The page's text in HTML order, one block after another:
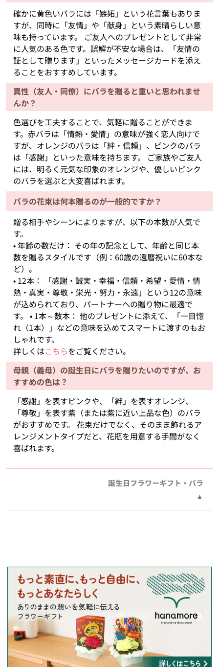
確かに黄色いバラには「嫉妬」という花言葉もありま
すが、同時に「友情」や「献身」という素晴らしい意
味も持っています。 ご友人へのプレゼントとして非常
に人気のある色です。誤解が不安な場合は、「友情の
証として贈ります」といったメッセージカードを添え
ることをおすすめしています。
異性（友人・同僚）にバラを贈ると重いと思われませ
んか？
色選びを工夫することで、気軽に贈ることができま
す。赤バラは「情熱・愛情」の意味が強く恋人向けで
すが、オレンジのバラは「絆・信頼」、ピンクのバラ
は「感謝」といった意味を持ちます。 ご家族やご友人
には、明るく元気な印象のオレンジや、優しいピンク
のバラを選ぶと大変喜ばれます。
バラの花束は何本贈るのが一般的ですか？
贈る相手やシーンによりますが、以下の本数が人気で
す。
• 年齢の数だけ： その年の記念として、年齢と同じ本
数を贈るスタイルです（例：60歳の還暦祝いに60本な
ど）。
• 12本： 「感謝・誠実・幸福・信頼・希望・愛情・情
熱・真実・尊敬・栄光・努力・永遠」という12の意味
が込められており、パートナーへの贈り物に最適で
す。 • 1本～数本： 他のプレゼントに添えて、「一目惚
れ（1本）」などの意味を込めてスマートに渡すのもお
しゃれです。
詳しくはこちらをご覧ください。
母親（義母）の誕生日にバラを贈りたいのですが、お
すすめの色は？
「感謝」を表すピンクや、「絆」を表すオレンジ、
「尊敬」を表す紫（または紫に近い上品な色）のバラ
がおすすめです。 花束だけでなく、そのまま飾れるア
レンジメントタイプだと、花瓶を用意する手間がなく
喜ばれます。
誕生日フラワーギフト・バラ